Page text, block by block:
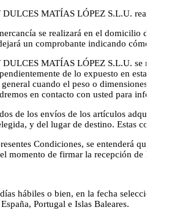
MATÍAS LÓPEZ S.L.U. realiza
se realizará en el domicilio
un comprobante indicando cómo
DULCES MATÍAS LÓPEZ S.L.U. se
de lo expuesto en estas
cuando el peso o dimensiones del
en contacto con usted para
de los envíos de los artículos adquiridos
y del lugar de destino. Estas
Condiciones, se entenderá que se
momento de firmar la recepción de los
hábiles o bien, en la fecha
Portugal e Islas Baleares.